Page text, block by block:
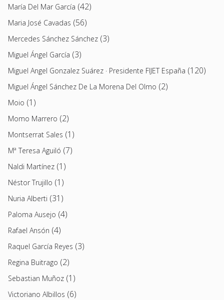
María Del Mar García (42)
Maria José Cavadas (56)
Mercedes Sánchez Sánchez (3)
Miguel Ángel García (3)
Miguel Angel Gonzalez Suárez · Presidente FIJET España (120)
Miguel Ángel Sánchez De La Morena Del Olmo (2)
Moio (1)
Momo Marrero (2)
Montserrat Sales (1)
Mª Teresa Aguiló (7)
Naldi Martínez (1)
Néstor Trujillo (1)
Nuria Alberti (31)
Paloma Ausejo (4)
Rafael Ansón (4)
Raquel García Reyes (3)
Regina Buitrago (2)
Sebastian Muñoz (1)
Victoriano Albillos (6)